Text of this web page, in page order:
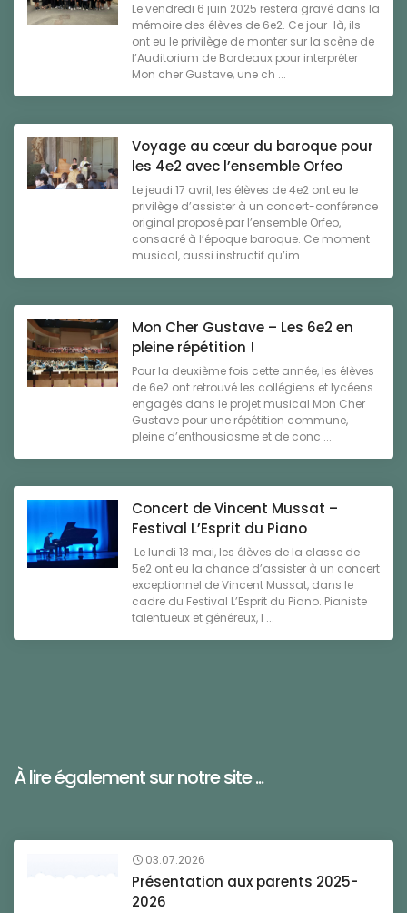
Le vendredi 6 juin 2025 restera gravé dans la
mémoire des élèves de 6e2. Ce jour-là, ils
ont eu le privilège de monter sur la scène de
l’Auditorium de Bordeaux pour interpréter
Mon cher Gustave, une ch ...
Voyage au cœur du baroque pour
les 4e2 avec l’ensemble Orfeo
Le jeudi 17 avril, les élèves de 4e2 ont eu le
privilège d’assister à un concert-conférence
original proposé par l’ensemble Orfeo,
consacré à l’époque baroque. Ce moment
musical, aussi instructif qu’im ...
Mon Cher Gustave – Les 6e2 en
pleine répétition !
Pour la deuxième fois cette année, les élèves
de 6e2 ont retrouvé les collégiens et lycéens
engagés dans le projet musical Mon Cher
Gustave pour une répétition commune,
pleine d’enthousiasme et de conc ...
Concert de Vincent Mussat –
Festival L’Esprit du Piano
Le lundi 13 mai, les élèves de la classe de
5e2 ont eu la chance d’assister à un concert
exceptionnel de Vincent Mussat, dans le
cadre du Festival L’Esprit du Piano. Pianiste
talentueux et généreux, l ...
À lire également sur notre site ...
03.07.2026
Présentation aux parents 2025-
2026